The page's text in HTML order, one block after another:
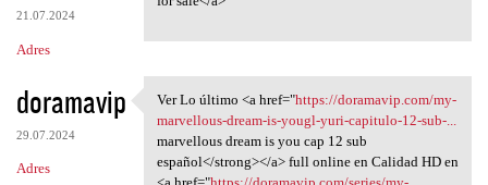
21.07.2024
Adres
doramavip
29.07.2024
Adres
Ver Lo último <a href="https:
Ver Lo último <a href="https://doramavip.com/my-
marvellous-dream-is-yougl-yuri-capitulo-12-sub-...
marvellous dream is you cap 12 sub
español</strong></a> full online en Calidad HD en